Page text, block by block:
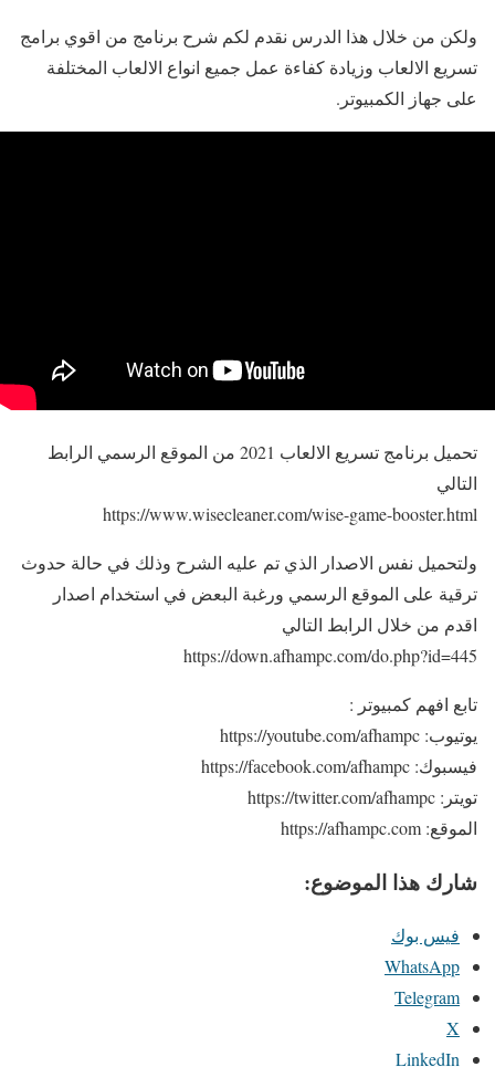
ولكن من خلال هذا الدرس نقدم لكم شرح برنامج من اقوي برامج
تسريع الالعاب وزيادة كفاءة عمل جميع انواع الالعاب المختلفة
على جهاز الكمبيوتر.
تحميل برنامج تسريع الالعاب 2021 من الموقع الرسمي الرابط
التالي
https://www.wisecleaner.com/wise-game-booster.html
ولتحميل نفس الاصدار الذي تم عليه الشرح وذلك في حالة حدوث
ترقية على الموقع الرسمي ورغبة البعض في استخدام اصدار
اقدم من خلال الرابط التالي
https://down.afhampc.com/do.php?id=445
تابع افهم كمبيوتر :
يوتيوب: https://youtube.com/afhampc
فيسبوك: https://facebook.com/afhampc
تويتر: https://twitter.com/afhampc
الموقع: https://afhampc.com
شارك هذا الموضوع:
فيس بوك
WhatsApp
Telegram
X
LinkedIn